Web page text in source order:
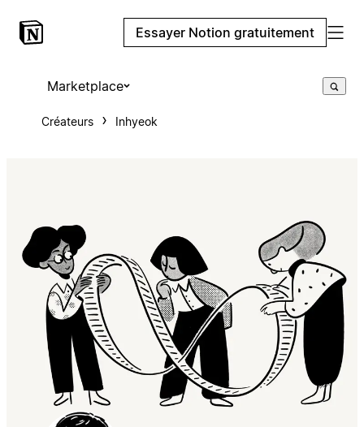
Essayer Notion gratuitement
Marketplace
Créateurs Inhyeok